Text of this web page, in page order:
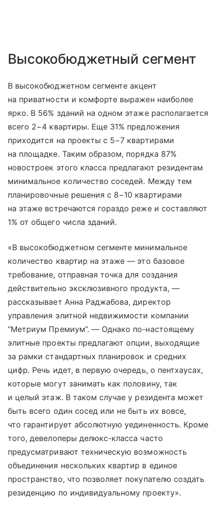
Высокобюджетный сегмент
В высокобюджетном сегменте акцент
на приватности и комфорте выражен наиболее
ярко. В 56% зданий на одном этаже располагается
всего 2−4 квартиры. Еще 31% предложения
приходится на проекты с 5−7 квартирами
на площадке. Таким образом, порядка 87%
новостроек этого класса предлагают резидентам
минимальное количество соседей. Между тем
планировочные решения с 8−10 квартирами
на этаже встречаются гораздо реже и составляют
1% от общего числа зданий.
«В высокобюджетном сегменте минимальное
количество квартир на этаже — это базовое
требование, отправная точка для создания
действительно эксклюзивного продукта, —
рассказывает Анна Раджабова, директор
управления элитной недвижимости компании
“Метриум Премиум”. — Однако по-настоящему
элитные проекты предлагают опции, выходящие
за рамки стандартных планировок и средних
цифр. Речь идет, в первую очередь, о пентхаусах,
которые могут занимать как половину, так
и целый этаж. В таком случае у резидента может
быть всего один сосед или не быть их вовсе,
что гарантирует абсолютную уединенность. Кроме
того, девелоперы делюкс-класса часто
предусматривают техническую возможность
объединения нескольких квартир в единое
пространство, что позволяет покупателю создать
резиденцию по индивидуальному проекту».